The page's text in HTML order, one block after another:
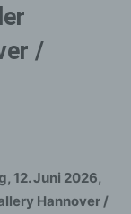
/
12. Juni 2026,
Hannover /